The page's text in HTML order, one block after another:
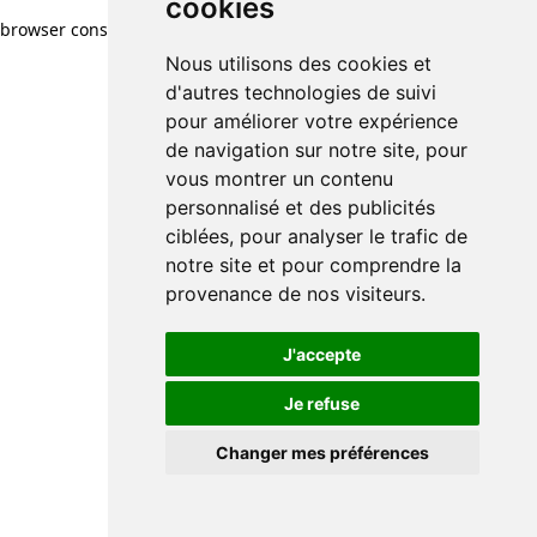
cookies
Nous utilisons des cookies et
d'autres technologies de suivi
pour améliorer votre expérience
de navigation sur notre site, pour
vous montrer un contenu
personnalisé et des publicités
ciblées, pour analyser le trafic de
notre site et pour comprendre la
provenance de nos visiteurs.
J'accepte
Je refuse
Changer mes préférences
browser console for more information)